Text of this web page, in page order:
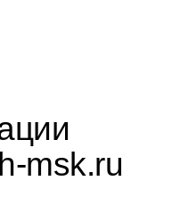
msk.ru